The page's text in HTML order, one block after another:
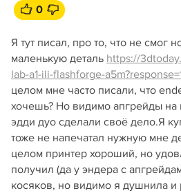
0
Я тут писал, про то, что не смог
маленькую деталь https://
lab-a1-ili-flashforge-
целом мне часто писали, что
хочешь? Но видимо апгрейды на
эдди дуо сделали своё дело.Я
тоже не напечатал нужную мне
целом принтер хороший, но
получил (да у эндера с
косяков, но видимо я душнила и